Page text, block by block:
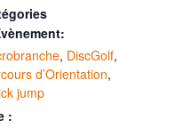
, DiscGolf,
d’Orientation,
jump
: